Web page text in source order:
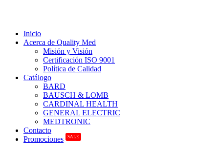
Inicio
Acerca de Quality Med
Misión y Visión
Certificación ISO 9001
Política de Calidad
Catálogo
BARD
BAUSCH & LOMB
CARDINAL HEALTH
GENERAL ELECTRIC
MEDTRONIC
Contacto
Promociones
SALE